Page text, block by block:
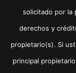
solicitado por la
derechos y
propietario(s). Si
principal